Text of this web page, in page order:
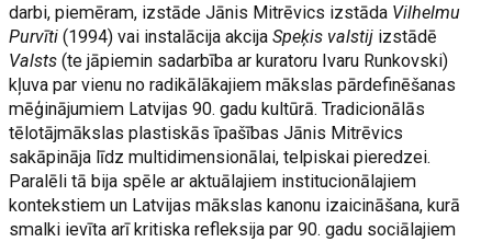
darbi, piemēram, izstāde Jānis Mitrēvics izstāda Vilhelmu
Purvīti(1994) vai instalācija akcijaSpeķis valstij izstādē
Valsts (te jāpiemin sadarbība ar kuratoru Ivaru Runkovski)
kļuva par vienu no radikālākajiem mākslas pārdefinēšanas
mēģinājumiem Latvijas 90. gadu kultūrā. Tradicionālās
tēlotājmākslas plastiskās īpašības Jānis Mitrēvics
sakāpināja līdz multidimensionālai, telpiskai pieredzei.
Paralēli tā bija spēle ar aktuālajiem institucionālajiem
kontekstiem un Latvijas mākslas kanonu izaicināšana, kurā
smalki ievīta arī kritiska refleksija par 90. gadu sociālajiem